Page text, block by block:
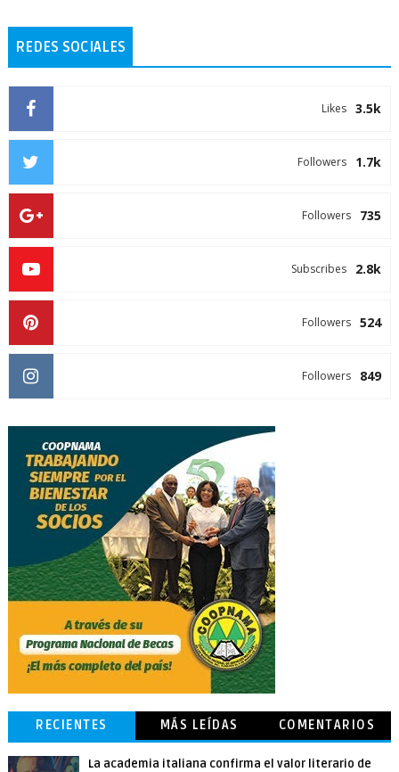
REDES SOCIALES
3.5k
Likes
1.7k
Followers
735
Followers
2.8k
Subscribes
524
Followers
849
Followers
RECIENTES MÁS LEÍDAS COMENTARIOS
La academia italiana confirma el valor literario de